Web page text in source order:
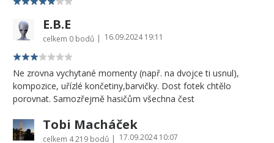
E.B.E
celkem 0 bodů 16.09.2024 19:11
Ne zrovna vychytané momenty (např. na dvojce ti usnul),
kompozice, uřízlé končetiny,barvičky. Dost fotek chtělo
porovnat. Samozřejmě hasičům všechna čest
Tobi Macháček
celkem 4 219 bodů
17.09.2024 10:07